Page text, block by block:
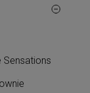
Sensations